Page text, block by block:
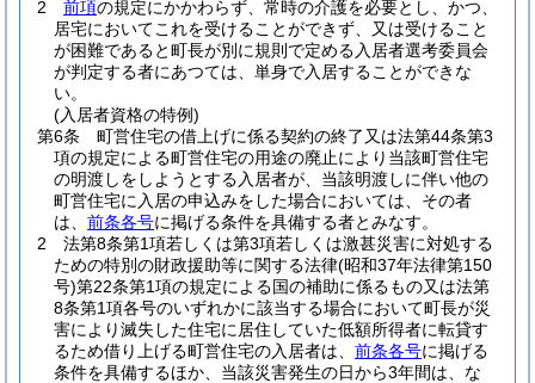
2
前項の規定にかかわらず、常時の介護を必要とし、かつ、
居宅においてこれを受けることができず、又は受けること
が困難であると町長が別に規則で定める入居者選考委員会
が判定する者にあつては、単身で入居することができな
い。
(入居者資格の特例)
第6条
町営住宅の借上げに係る契約の終了又は法第44条第3
項の規定による町営住宅の用途の廃止により当該町営住宅
の明渡しをしようとする入居者が、当該明渡しに伴い他の
町営住宅に入居の申込みをした場合においては、その者
は、 前条各号に掲げる条件を具備する者とみなす。
2
法第8条第1項若しくは第3項若しくは激甚災害に対処する
ための特別の財政援助等に関する法律(昭和37年法律第150
号)第22条第1項の規定による国の補助に係るもの又は法第
8条第1項各号のいずれかに該当する場合において町長が災
害により滅失した住宅に居住していた低額所得者に転貸す
るため借り上げる町営住宅の入居者は、 前条各号に掲げる
条件を具備するほか、当該災害発生の日から3年間は、な